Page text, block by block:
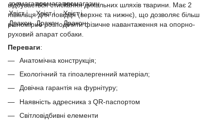
відбувається стискання дихальних шляхів тварини. Має 2
півкільця для повідця (верхнє та нижнє), що дозволяє більш
рівномірно розподілити фізичне навантаження на опорно-
руховий апарат собаки.
Переваги:
Анатомічна конструкція;
Екологічний та гіпоалергенний матеріал;
Довічна гарантія на фурнітуру;
Наявність адресника з QR-паспортом
Світловідбивні елементи